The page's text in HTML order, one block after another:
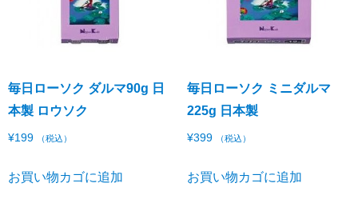
毎日ローソク ダルマ90g 日
本製 ロウソク
¥199 （税込）
お買い物カゴに追加
毎日ローソク ミニダルマ
225g 日本製
¥399 （税込）
お買い物カゴに追加